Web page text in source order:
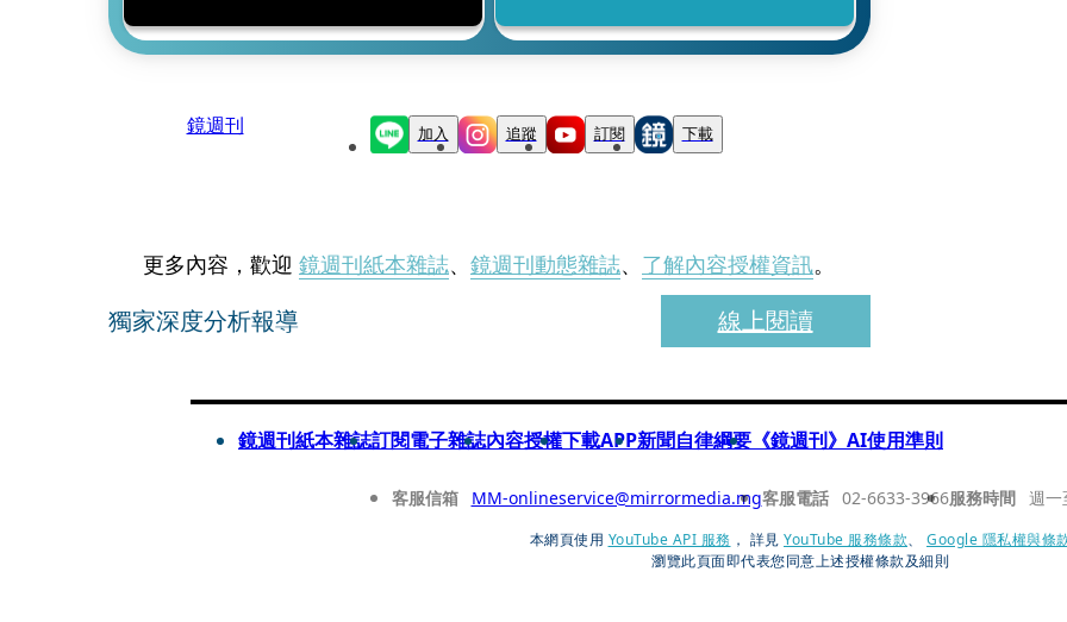
鏡週刊 加入 追蹤 訂閱 下載
更多內容，歡迎 鏡週刊紙本雜誌、 鏡週刊動態雜誌、 了解內容授權資訊。
獨家深度分析報導 線上閱讀
鏡週刊紙本雜誌訂閱電子雜誌內容授權下載APP新聞自律綱要 《鏡週刊》AI使用準則
客服信箱 MM-onlineservice@mirrormedia.mg客服電話 02-6633-3966服務時間 週一
本網頁使用 YouTube API 服務 ， 詳見 YouTube 服務條款、
Google 隱私權與條
瀏覽此頁面即代表您同意上述授權條款及細則